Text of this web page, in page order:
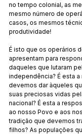
no tempo colonial, as
mesmo número de
casos, os mesmos
produtividade!
É isto que os operários
apresentam para
daqueles que lutaram
independência? É esta
devemos dar àqueles
suas preciosas vidas
nacional? É esta a
ao nosso Povo e aos
tradição que devemos
filhos? As populações